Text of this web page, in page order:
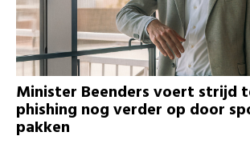
Minister Beenders voert strijd
phishing nog verder op door
pakken